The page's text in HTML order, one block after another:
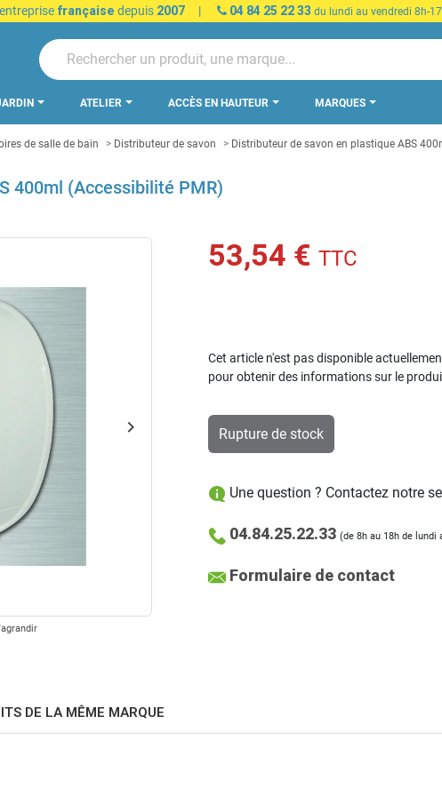
française depuis 2007 | 04 84 25 22 33 du lundi au vendredi 8h-
ATELIER ACCÈS EN HAUTEUR MARQUES
de salle de bain Distributeur de savon Distributeur de savon en plastique ABS
400ml (Accessibilité PMR)
Suivant
keyboard_arrow_right
53,54 € TTC
Cet article n'est pas disponible
pour obtenir des informations sur le
Rupture de stock
Une question ? Contactez notre
04.84.25.22.33 (de 8h au 18h de lundi
Formulaire de contact
DE LA MÊME MARQUE